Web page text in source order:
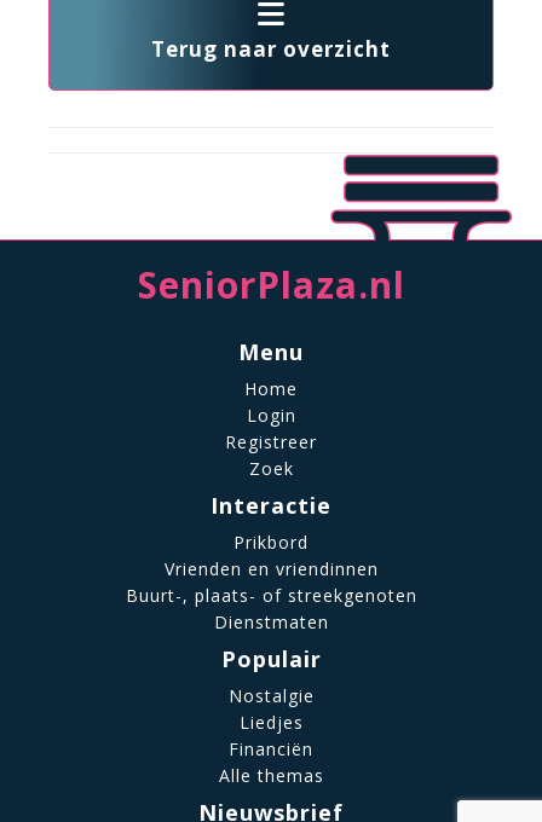
Terug naar overzicht
SeniorPlaza.nl
Menu
Home
Login
Registreer
Zoek
Interactie
Prikbord
Vrienden en vriendinnen
Buurt-, plaats- of streekgenoten
Dienstmaten
Populair
Nostalgie
Liedjes
Financiën
Alle themas
Nieuwsbrief